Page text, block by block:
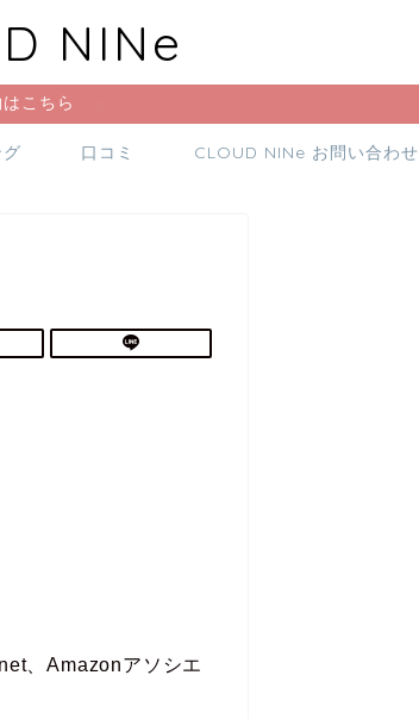
NINe
こちら
口コミ CLOUD NINe お問い合わせ
、Amazonアソシエ